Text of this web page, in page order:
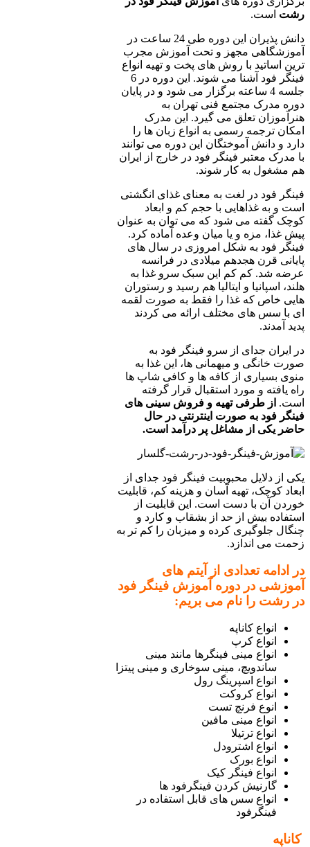
رشت است.
دانش پذیران این دوره طی 24 ساعت در
آموزشگاهی مجهز و تحت آموزش مجرب
ترین اساتید با روش های پخت و تهیه انواع
فینگر فود آشنا می شوند. این دوره در 6
جلسه 4 ساعته برگزار می شود و در پایان
دوره مدرک مجتمع فنی تهران به
هنرآموزان تعلق می گیرد. این مدرک
امکان ترجمه رسمی به انواع زبان ها را
دارد و دانش آموختگان این دوره می توانند
با مدرک معتبر فینگر فود در خارج از ایران
هم مشغول به کار شوند.
فینگر فود در لغت به معنای غذای انگشتی
است و به غذاهایی با حجم کم و ابعاد
کوچک گفته می شود که می توان به عنوان
پیش غذا، مزه و یا میان وعده آماده کرد.
فینگر فود به شکل امروزی در سال های
پایانی قرن هجدهم میلادی در فرانسه
عرضه شد. کم کم این سبک سرو غذا به
هلند، اسپانیا و ایتالیا هم رسید و رستوران
هایی خاص که غذا را فقط به صورت لقمه
ای با سس های مختلف ارائه می کردند
پدید آمدند.
در ایران جدای از سرو فینگر فود به
صورت خانگی و میهمانی ها، این غذا به
منوی بسیاری از کافه ها و کافی شاپ ها
راه یافته و مورد استقبال قرار گرفته
است. از طرفی تهیه و فروش سینی های
فینگر فود به صورت اینترنتی در حال
حاضر یکی از مشاغل پر درآمد است.
یکی از دلایل محبوبیت فینگر فود جدای از
ابعاد کوچک، تهیه آسان و هزینه کم، قابلیت
خوردن آن با دست است. این قابلیت از
استفاده بیش از حد از بشقاب و کارد و
چنگال جلوگیری کرده و میزبان را کم تر به
زحمت می اندازد.
در ادامه تعدادی از آیتم های
آموزشی در دوره آموزش فینگر فود
در رشت را نام می بریم:
انواع کاناپه
انواع کرپ
انواع مینی فینگرها مانند مینی
ساندویچ، مینی سوخاری و مینی پیتزا
انواع اسپرینگ رول
انواع کروکت
انوع فرنچ تست
انواع مینی مافین
انواع ترتیلا
انواع اشترودل
انواع بورک
انواع فینگر کیک
گارنیش کردن فینگرفود ها
انواع سس های قابل استفاده در
فینگرفود
کاناپه